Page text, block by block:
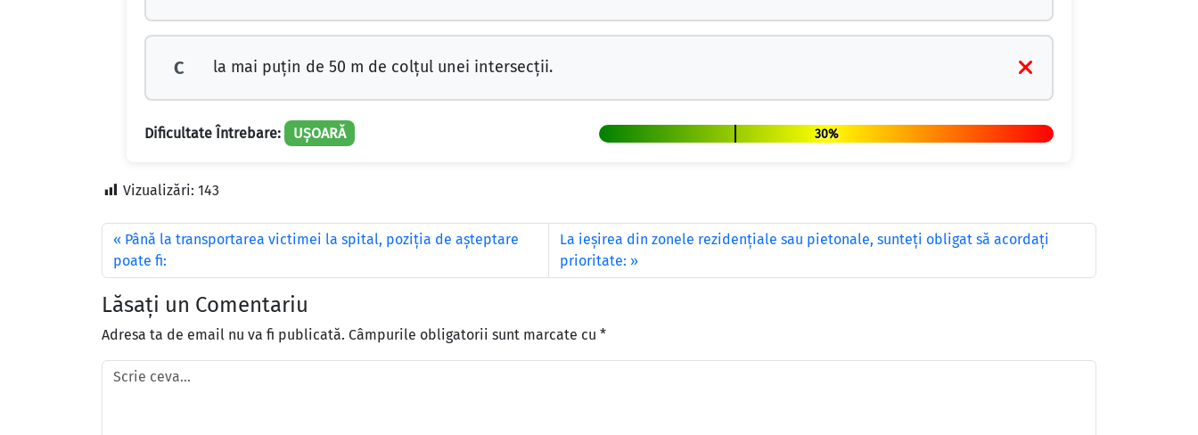
C la mai puţin de 50 m de colţul unei intersecţii.
Dificultate Întrebare: UȘOARĂ 30%
Vizualizări: 143
Până la transportarea victimei la spital, poziţia de aşteptare
poate fi:
La ieşirea din zonele rezidenţiale sau pietonale, sunteţi obligat să acordaţi
prioritate:
Lăsați un Comentariu
Adresa ta de email nu va fi publicată. Câmpurile obligatorii sunt marcate cu *